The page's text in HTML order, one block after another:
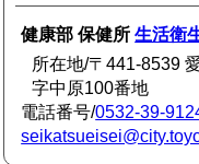
健康部 保健所生活衛
所在地/〒441-8539
字中原100番地
電話番号/0532-39-